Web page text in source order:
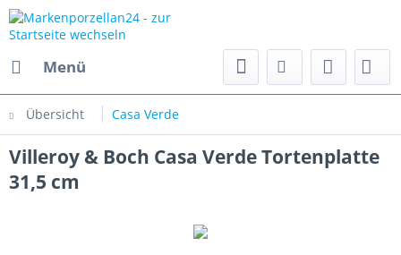
Menü
Übersicht Casa Verde
Villeroy & Boch Casa Verde Tortenplatte
31,5 cm